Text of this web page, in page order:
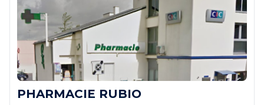
PHARMACIE RUBIO